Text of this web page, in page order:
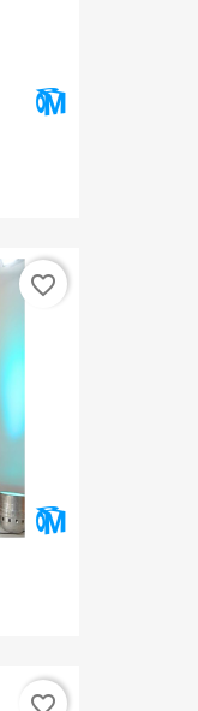
favorite_border
favorite_border